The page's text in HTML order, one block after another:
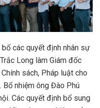
các quyết định nhân sự
Long làm Giám đốc
sách, Pháp luật cho
nhiệm ông Đào Phú
Các quyết định bổ sung